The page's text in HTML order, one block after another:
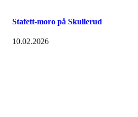
Stafett-moro på Skullerud
10.02.2026